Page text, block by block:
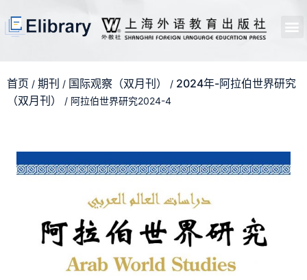
首页 / 期刊 / 国际观察（双月刊） / 2024年-阿拉伯世界研究
（双月刊）
/ 阿拉伯世界研究2024-4